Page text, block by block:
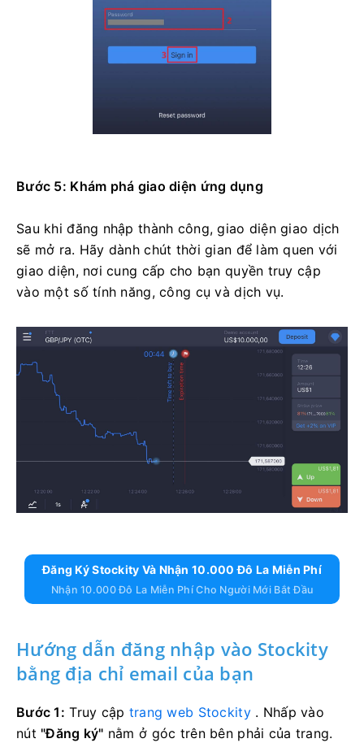
Bước 5: Khám phá giao diện ứng dụng
Sau khi đăng nhập thành công, giao diện giao dịch
sẽ mở ra. Hãy dành chút thời gian để làm quen với
giao diện, nơi cung cấp cho bạn quyền truy cập
vào một số tính năng, công cụ và dịch vụ.
Đăng Ký Stockity Và Nhận 10.000 Đô La Miễn Phí
Nhận 10.000 Đô La Miễn Phí Cho Người Mới Bắt Đầu
Hướng dẫn đăng nhập vào Stockity
bằng địa chỉ email của bạn
Bước 1: Truy cập trang web Stockity. Nhấp vào
nút "Đăng ký" nằm ở góc trên bên phải của trang.